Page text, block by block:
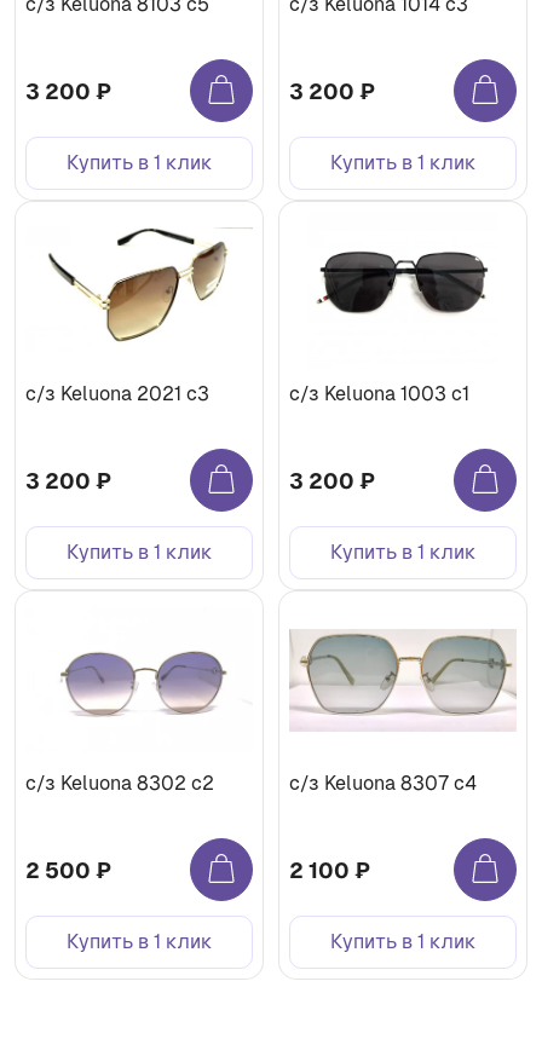
3 200 ₽
Купить в 1 клик
3 200 ₽
Купить в 1 клик
с/з Keluona 2021 c3
3 200 ₽
Купить в 1 клик
с/з Keluona 1003 c1
3 200 ₽
Купить в 1 клик
с/з Keluona 8302 с2
2 500 ₽
Купить в 1 клик
с/з Keluona 8307 с4
2 100 ₽
Купить в 1 клик